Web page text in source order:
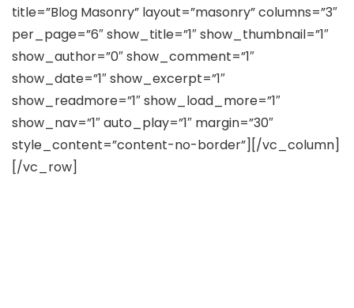
title=”Blog Masonry” layout=”masonry” columns=”3″
per_page=”6″ show_title=”1″ show_thumbnail=”1″
show_author=”0″ show_comment=”1″
show_date=”1″ show_excerpt=”1″
show_readmore=”1″ show_load_more=”1″
show_nav=”1″ auto_play=”1″ margin=”30″
style_content=”content-no-border”][/vc_column]
[/vc_row]